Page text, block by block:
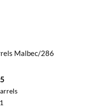
Malbec/286